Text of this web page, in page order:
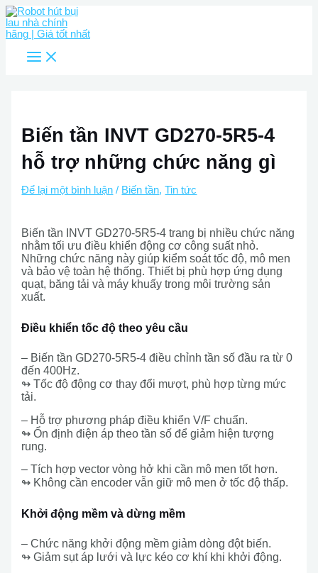
Nhảy
tới
nội
dung
Menu
Biến tần INVT GD270-5R5-4
hỗ trợ những chức năng gì
Để lại một bình luận / Biến tần,Tin tức
Biến tần INVT GD270-5R5-4 trang bị nhiều chức năng
nhằm tối ưu điều khiển động cơ công suất nhỏ.
Những chức năng này giúp kiểm soát tốc độ, mô men
và bảo vệ toàn hệ thống. Thiết bị phù hợp ứng dụng
quạt, băng tải và máy khuấy trong môi trường sản
xuất.
Điều khiển tốc độ theo yêu cầu
– Biến tần GD270-5R5-4 điều chỉnh tần số đầu ra từ 0
đến 400Hz.
↬ Tốc độ động cơ thay đổi mượt, phù hợp từng mức
tải.
– Hỗ trợ phương pháp điều khiển V/F chuẩn.
↬ Ổn định điện áp theo tần số để giảm hiện tượng
rung.
– Tích hợp vector vòng hở khi cần mô men tốt hơn.
↬ Không cần encoder vẫn giữ mô men ở tốc độ thấp.
Khởi động mềm và dừng mềm
– Chức năng khởi động mềm giảm dòng đột biến.
↬ Giảm sụt áp lưới và lực kéo cơ khí khi khởi động.